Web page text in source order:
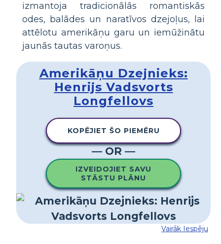
izmantoja tradicionālās romantiskās
odes, balādes un naratīvos dzejoļus, lai
attēlotu amerikāņu garu un iemūžinātu
jaunās tautas varoņus.
Amerikāņu Dzejnieks:
Henrijs Vadsvorts
Longfellovs
KOPĒJIET ŠO PIEMĒRU
— OR —
IZVEIDOJIET SAVU
STĀSTU PLĀNU
Vairāk Iespēju